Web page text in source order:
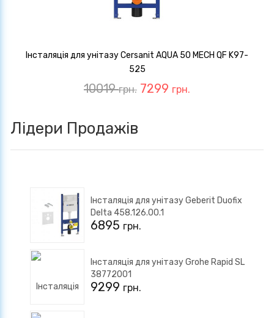
Інсталяція для унітазу Cersanit AQUA 50 MECH QF K97-
525
10019грн. 7299 грн.
Лідери Продажів
Інсталяція для унітазу Geberit Duofix
Delta 458.126.00.1
6895 грн.
Інсталяція для унітазу Grohe Rapid SL
38772001
9299 грн.